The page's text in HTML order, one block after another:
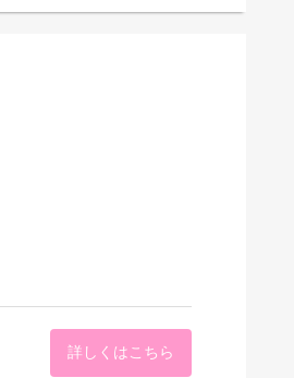
詳しくはこちら